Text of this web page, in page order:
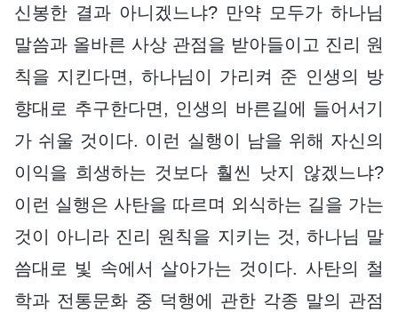
신봉한 결과 아니겠느냐? 만약 모두가 하나님
말씀과 올바른 사상 관점을 받아들이고 진리 원
칙을 지킨다면, 하나님이 가리켜 준 인생의 방
향대로 추구한다면, 인생의 바른길에 들어서기
가 쉬울 것이다. 이런 실행이 남을 위해 자신의
이익을 희생하는 것보다 훨씬 낫지 않겠느냐?
이런 실행은 사탄을 따르며 외식하는 길을 가는
것이 아니라 진리 원칙을 지키는 것, 하나님 말
씀대로 빛 속에서 살아가는 것이다. 사탄의 철
학과 전통문화 중 덕행에 관한 각종 말의 관점